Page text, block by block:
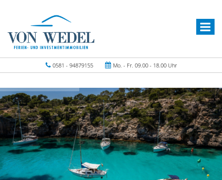
0581 - 94879155 Mo. - Fr. 09.00 - 18.00 Uhr